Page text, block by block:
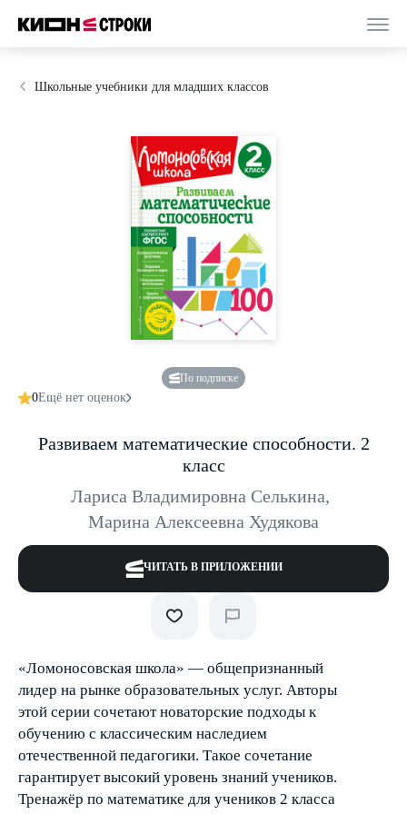
Школьные учебники для младших классов
По подписке
0Ещё нет оценок
Развиваем математические способности. 2
класс
Лариса Владимировна Селькина,
Марина Алексеевна Худякова
ЧИТАТЬ В ПРИЛОЖЕНИИ
«Ломоносовская школа» — общепризнанный
лидер на рынке образовательных услуг. Авторы
этой серии сочетают новаторские подходы к
обучению с классическим наследием
отечественной педагогики. Такое сочетание
гарантирует высокий уровень знаний учеников.
Тренажёр по математике для учеников 2 класса